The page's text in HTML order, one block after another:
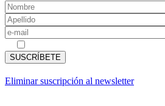
Eliminar suscripción al newsletter